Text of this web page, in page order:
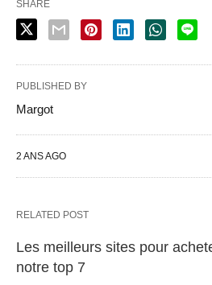
SHARE
PUBLISHED BY
Margot
2 ANS AGO
RELATED POST
Les meilleurs sites pour
notre top 7